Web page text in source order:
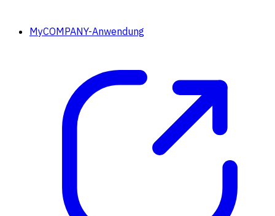
MyCOMPANY-Anwendung